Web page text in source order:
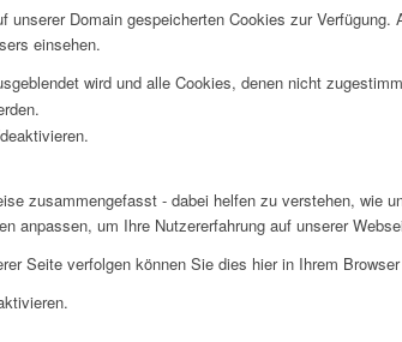
Domain gespeicherten Cookies zur
einsehen.
wird und alle Cookies, denen nicht
zusammengefasst - dabei helfen zu verstehen,
anpassen, um Ihre Nutzererfahrung auf unserer
Seite verfolgen können Sie dies hier in Ihrem